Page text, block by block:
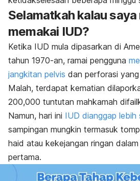
Selamatkah kalau saya
memakai IUD?
Ketika IUD mula dipasarkan di
tahun 1970-an, ramai pengguna
jangkitan pelvis dan perforasi
Malah, terdapat kematian
200,000 tuntutan mahkamah
Namun, hari ini IUD dianggap lebih
sampingan mungkin termasuk
haid atau kekejangan ringan
pertama.